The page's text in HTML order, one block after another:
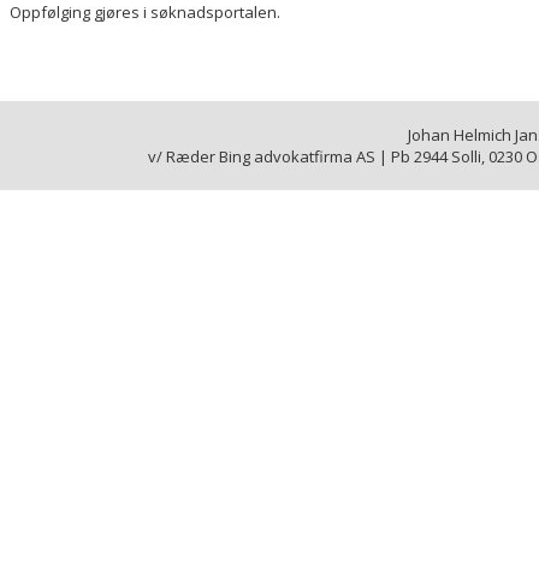
Oppfølging gjøres i søknadsportalen.
Johan Helmich
v/ Ræder Bing advokatfirma AS | Pb 2944 Solli, 0230